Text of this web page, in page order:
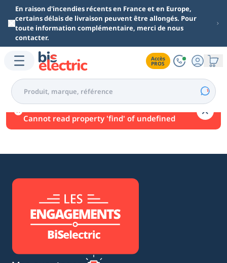
Aller au contenu principal
En raison d'incendies récents en France et en Europe,
certains délais de livraison peuvent être allongés. Pour
toute information complémentaire, merci de nous
contacter.
Accès
PROS
Une erreur est survenue.
Cannot read property 'find' of undefined